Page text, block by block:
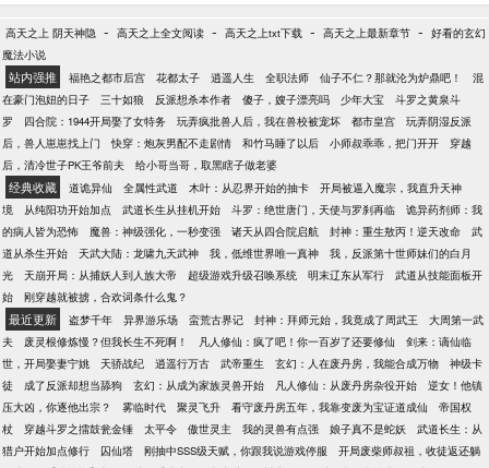
接目瞪口呆。“等会儿，徒弟……你说这些大佬，全是
高天之上 阴天神隐 - 高天之上全文阅读 - 高天之上txt下载 - 高天之上最新章节 - 好看的玄幻
魔法小说
站内强推 福艳之都市后宫 花都太子 逍遥人生 全职法师 仙子不仁？那就沦为炉鼎吧！
混
在豪门泡妞的日子
三十如狼 反派想杀本作者 傻子，嫂子漂亮吗 少年大宝
斗罗之黄泉斗
罗
四合院：1944开局娶了女特务 玩弄疯批兽人后，我在兽校被宠坏 都市皇宫
玩弄阴湿反派
后，兽人崽崽找上门
快穿：炮灰男配不走剧情 和竹马睡了以后 小师叔乖乖，把门开开
穿越
后，清冷世子PK王爷前夫
给小哥当哥，取黑瞎子做老婆
经典收藏 道诡异仙 全属性武道 木叶：从忍界开始的抽卡
开局被逼入魔宗，我直升天神
境
从纯阳功开始加点 武道长生从挂机开始 斗罗：绝世唐门，天使与罗刹再临
诡异药剂师：我
的病人皆为恐怖
魔兽：神级强化，一秒变强 诸天从四合院启航 封神：重生敖丙！逆天改命
武
道从杀生开始
天武大陆：龙啸九天武神 我，低维世界唯一真神
我，反派第十世师妹们的白月
光
天崩开局：从捕妖人到人族大帝 超级游戏升级召唤系统 明末辽东从军行
武道从技能面板开
始
刚穿越就被掳，合欢词条什么鬼？
最近更新 盗梦千年 异界游乐场 蛮荒古界记 封神：拜师元始，我竟成了周武王
大周第一武
夫
废灵根修炼慢？但我长生不死啊！ 凡人修仙：疯了吧！你一百岁了还要修仙
剑来：谪仙临
世，开局娶妻宁姚
天骄战纪 逍遥行万古 武帝重生 玄幻：人在废丹房，我能合成万物
神级卡
徒
成了反派却想当舔狗 玄幻：从成为家族灵兽开始 凡人修仙：从废丹房杂役开始
逆女！他镇
压大凶，你逐他出宗？
雾临时代 聚灵飞升 看守废丹房五年，我靠变废为宝证道成仙
帝国权
杖
穿越斗罗之擂鼓瓮金锤 太平令 傲世灵主 我的灵兽有点强 娘子真不是蛇妖
武道长生：从
猎户开始加点修行
囚仙塔 刚抽中SSS级天赋，你跟我说游戏停服
开局废柴师叔祖，收徒返还躺